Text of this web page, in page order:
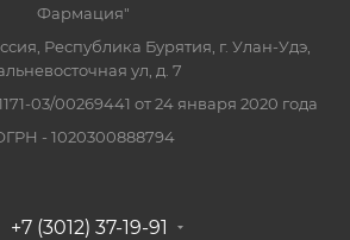
Фармация"
Республика Бурятия, г. Улан-Удэ,
ул, д. 7
03/00269441 от 24 января 2020 года
- 1020300888794
+7 (3012) 37-19-91